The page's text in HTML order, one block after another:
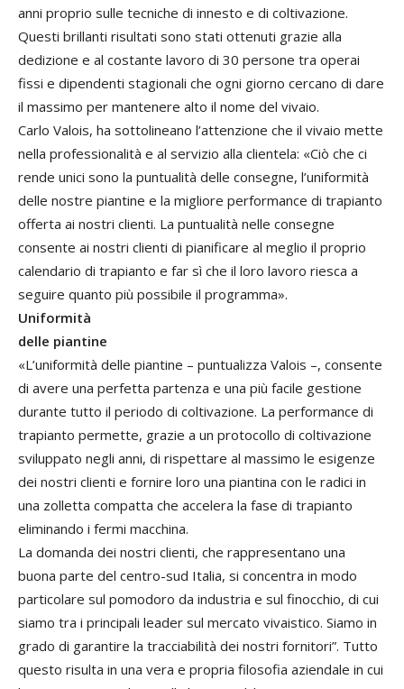
anni proprio sulle tecniche di innesto e di coltivazione.
Questi brillanti risultati sono stati ottenuti grazie alla
dedizione e al costante lavoro di 30 persone tra operai
fissi e dipendenti stagionali che ogni giorno cercano di dare
il massimo per mantenere alto il nome del vivaio.
Carlo Valois, ha sottolineano l’attenzione che il vivaio mette
nella professionalità e al servizio alla clientela: «Ciò che ci
rende unici sono la puntualità delle consegne, l’uniformità
delle nostre piantine e la migliore performance di trapianto
offerta ai nostri clienti. La puntualità nelle consegne
consente ai nostri clienti di pianificare al meglio il proprio
calendario di trapianto e far sì che il loro lavoro riesca a
seguire quanto più possibile il programma».
Uniformità
delle piantine
«L’uniformità delle piantine – puntualizza Valois –, consente
di avere una perfetta partenza e una più facile gestione
durante tutto il periodo di coltivazione. La performance di
trapianto permette, grazie a un protocollo di coltivazione
sviluppato negli anni, di rispettare al massimo le esigenze
dei nostri clienti e fornire loro una piantina con le radici in
una zolletta compatta che accelera la fase di trapianto
eliminando i fermi macchina.
La domanda dei nostri clienti, che rappresentano una
buona parte del centro-sud Italia, si concentra in modo
particolare sul pomodoro da industria e sul finocchio, di cui
siamo tra i principali leader sul mercato vivaistico. Siamo in
grado di garantire la tracciabilità dei nostri fornitori”. Tutto
questo risulta in una vera e propria filosofia aziendale in cui